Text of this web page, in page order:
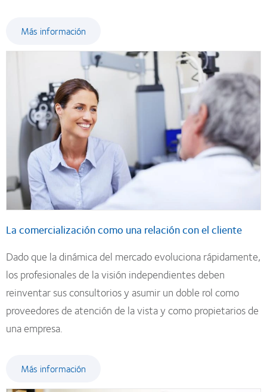
Más información
La comercialización como una relación con el cliente
Dado que la dinámica del mercado evoluciona rápidamente,
los profesionales de la visión independientes deben
reinventar sus consultorios y asumir un doble rol como
proveedores de atención de la vista y como propietarios de
una empresa.
Más información